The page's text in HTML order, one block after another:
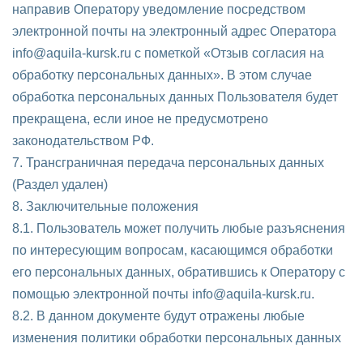
направив Оператору уведомление посредством
электронной почты на электронный адрес Оператора
info@aquila-kursk.ru с пометкой «Отзыв согласия на
обработку персональных данных». В этом случае
обработка персональных данных Пользователя будет
прекращена, если иное не предусмотрено
законодательством РФ.
7. Трансграничная передача персональных данных
(Раздел удален)
8. Заключительные положения
8.1. Пользователь может получить любые разъяснения
по интересующим вопросам, касающимся обработки
его персональных данных, обратившись к Оператору с
помощью электронной почты info@aquila-kursk.ru.
8.2. В данном документе будут отражены любые
изменения политики обработки персональных данных